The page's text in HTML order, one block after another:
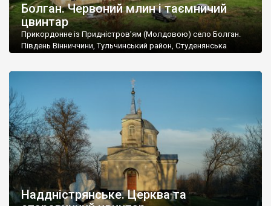
Болган. Червоний млин і таємничий
цвинтар
Прикордонне із Придністров’ям (Молдовою) село Болган.
Південь Вінниччини, Тульчинський район, Студенянська
старовинний цвинтар із кам’яними хрестами. Всі епітафії, які
збереглися, написані кирилицею, церковнослов’янською
мовою. За всіма традиційними ознаками – цвинтар
український. Хрести датуються 19 століттям. У 1924-1940
роках Болган […]
Наддністрянське. Церква та